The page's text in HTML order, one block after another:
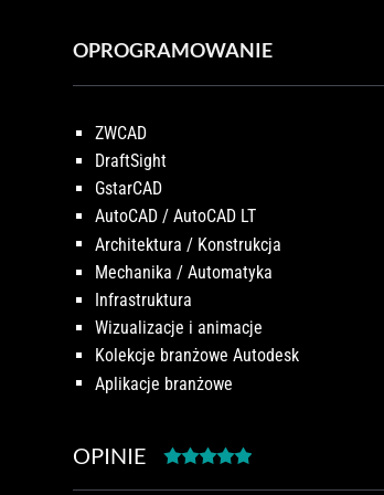
OPROGRAMOWANIE
ZWCAD
DraftSight
GstarCAD
AutoCAD / AutoCAD LT
Architektura / Konstrukcja
Mechanika / Automatyka
Infrastruktura
Wizualizacje i animacje
Kolekcje branżowe Autodesk
Aplikacje branżowe
OPINIE